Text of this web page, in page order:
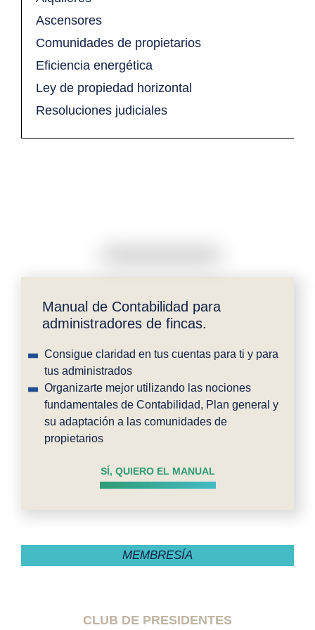
Ascensores
Comunidades de propietarios
Eficiencia energética
Ley de propiedad horizontal
Resoluciones judiciales
Manual de Contabilidad para
administradores de fincas.
Consigue claridad en tus cuentas para ti y para
tus administrados
Organizarte mejor utilizando las nociones
fundamentales de Contabilidad, Plan general y
su adaptación a las comunidades de
propietarios
SÍ, QUIERO EL MANUAL
MEMBRESÍA
CLUB DE PRESIDENTES